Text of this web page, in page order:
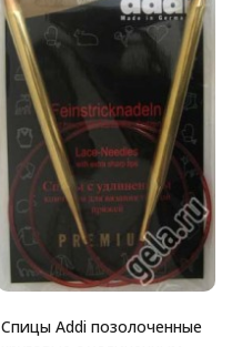
Спицы Addi позолоченные